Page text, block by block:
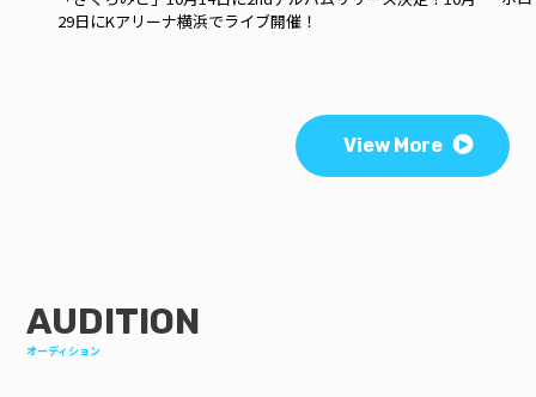
29日にKアリーナ横浜でライブ開催！
View More
AUDITION
オーディション